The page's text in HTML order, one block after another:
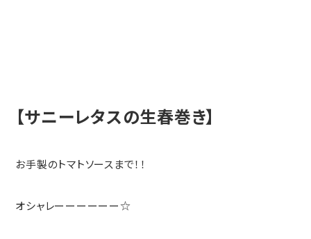
【サニーレタスの生春巻き】
お手製のトマトソースまで！！
オシャレーーーーーー☆